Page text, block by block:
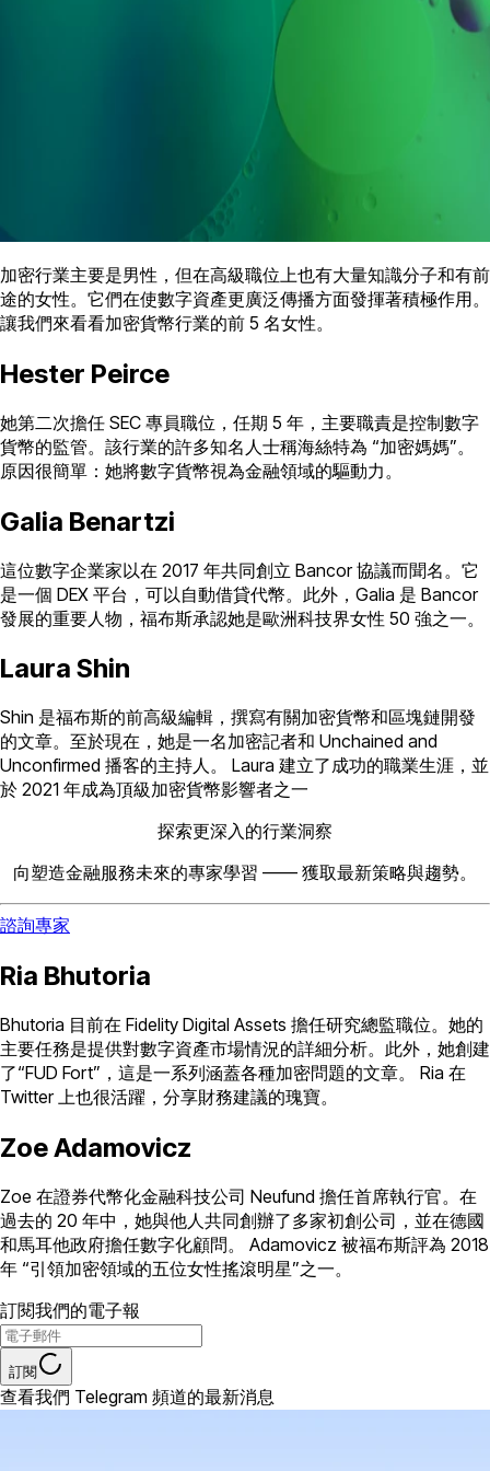
加密行業主要是男性，但在高級職位上也有大量知識分子和有前
途的女性。它們在使數字資產更廣泛傳播方面發揮著積極作用。
讓我們來看看加密貨幣行業的前 5 名女性。
Hester Peirce
她第二次擔任 SEC 專員職位，任期 5 年，主要職責是控制數字
貨幣的監管。該行業的許多知名人士稱海絲特為 “加密媽媽”。
原因很簡單：她將數字貨幣視為金融領域的驅動力。
Galia Benartzi
這位數字企業家以在 2017 年共同創立 Bancor 協議而聞名。它
是一個 DEX 平台，可以自動借貸代幣。此外，Galia 是 Bancor
發展的重要人物，福布斯承認她是歐洲科技界女性 50 強之一。
Laura Shin
Shin 是福布斯的前高級編輯，撰寫有關加密貨幣和區塊鏈開發
的文章。至於現在，她是一名加密記者和 Unchained and
Unconfirmed 播客的主持人。 Laura 建立了成功的職業生涯，並
於 2021 年成為頂級加密貨幣影響者之一
探索更深入的行業洞察
向塑造金融服務未來的專家學習 —— 獲取最新策略與趨勢。
諮詢專家
Ria Bhutoria
Bhutoria 目前在 Fidelity Digital Assets 擔任研究總監職位。她的
主要任務是提供對數字資產市場情況的詳細分析。此外，她創建
了“FUD Fort”，這是一系列涵蓋各種加密問題的文章。 Ria 在
Twitter 上也很活躍，分享財務建議的瑰寶。
Zoe Adamovicz
Zoe 在證券代幣化金融科技公司 Neufund 擔任首席執行官。在
過去的 20 年中，她與他人共同創辦了多家初創公司，並在德國
和馬耳他政府擔任數字化顧問。 Adamovicz 被福布斯評為 2018
年 “引領加密領域的五位女性搖滾明星”之一。
訂閱我們的電子報
訂閱
查看我們 Telegram 頻道的最新消息